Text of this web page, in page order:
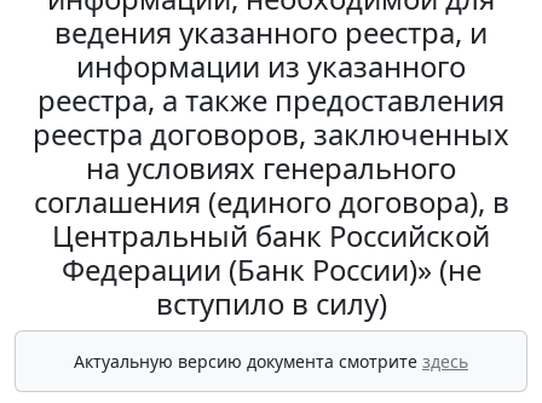
ведения указанного реестра, и
информации из указанного
реестра, а также предоставления
реестра договоров, заключенных
на условиях генерального
соглашения (единого договора), в
Центральный банк Российской
Федерации (Банк России)» (не
вступило в силу)
Актуальную версию документа смотрите здесь